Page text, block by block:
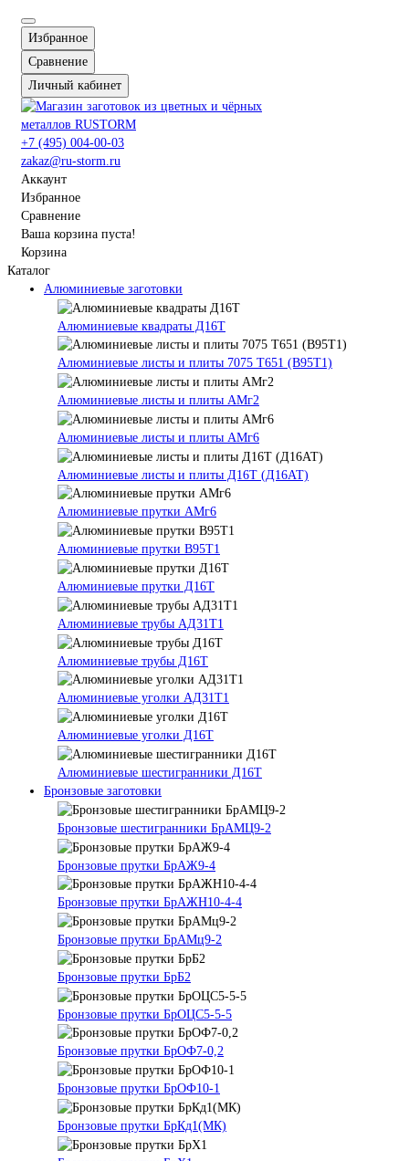
Избранное
Сравнение
Личный кабинет
+7 (495) 004-00-03
zakaz@ru-storm.ru
Аккаунт
Избранное
Сравнение
Ваша корзина пуста!
Корзина
Каталог
Алюминиевые заготовки
Алюминиевые квадраты Д16Т
Алюминиевые листы и плиты 7075 Т651 (В95Т1)
Алюминиевые листы и плиты АМг2
Алюминиевые листы и плиты АМг6
Алюминиевые листы и плиты Д16Т (Д16АТ)
Алюминиевые прутки АМг6
Алюминиевые прутки В95Т1
Алюминиевые прутки Д16Т
Алюминиевые трубы АД31Т1
Алюминиевые трубы Д16Т
Алюминиевые уголки АД31Т1
Алюминиевые уголки Д16Т
Алюминиевые шестигранники Д16Т
Бронзовые заготовки
Бронзовые шестигранники БрАМЦ9-2
Бронзовые прутки БрАЖ9-4
Бронзовые прутки БрАЖН10-4-4
Бронзовые прутки БрАМц9-2
Бронзовые прутки БрБ2
Бронзовые прутки БрОЦС5-5-5
Бронзовые прутки БрОФ7-0,2
Бронзовые прутки БрОФ10-1
Бронзовые прутки БрКд1(МК)